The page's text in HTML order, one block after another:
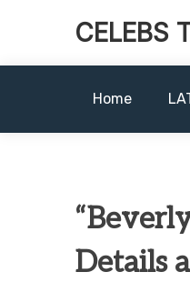
CELEBS
Home
Details